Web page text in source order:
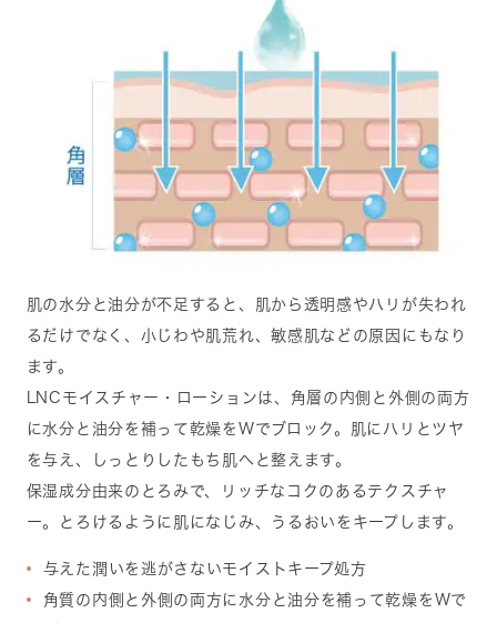
肌の水分と油分が不足すると、肌から透明感やハリが失われ
るだけでなく、小じわや肌荒れ、敏感肌などの原因にもなり
ます。
LNCモイスチャー・ローションは、角層の内側と外側の両方
に水分と油分を補って乾燥をWでブロック。肌にハリとツヤ
を与え、しっとりしたもち肌へと整えます。
保湿成分由来のとろみで、リッチなコクのあるテクスチャ
ー。とろけるように肌になじみ、うるおいをキープします。
与えた潤いを逃がさないモイストキープ処方
角質の内側と外側の両方に水分と油分を補って乾燥をWで